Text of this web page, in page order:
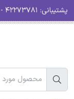
پشتیبانی: